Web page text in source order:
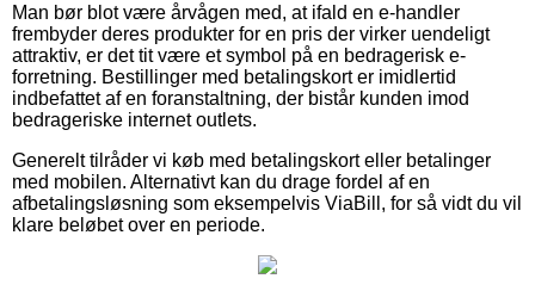
Man bør blot være årvågen med, at ifald en e-handler
frembyder deres produkter for en pris der virker uendeligt
attraktiv, er det tit være et symbol på en bedragerisk e-
forretning. Bestillinger med betalingskort er imidlertid
indbefattet af en foranstaltning, der bistår kunden imod
bedrageriske internet outlets.
Generelt tilråder vi køb med betalingskort eller betalinger
med mobilen. Alternativt kan du drage fordel af en
afbetalingsløsning som eksempelvis ViaBill, for så vidt du vil
klare beløbet over en periode.